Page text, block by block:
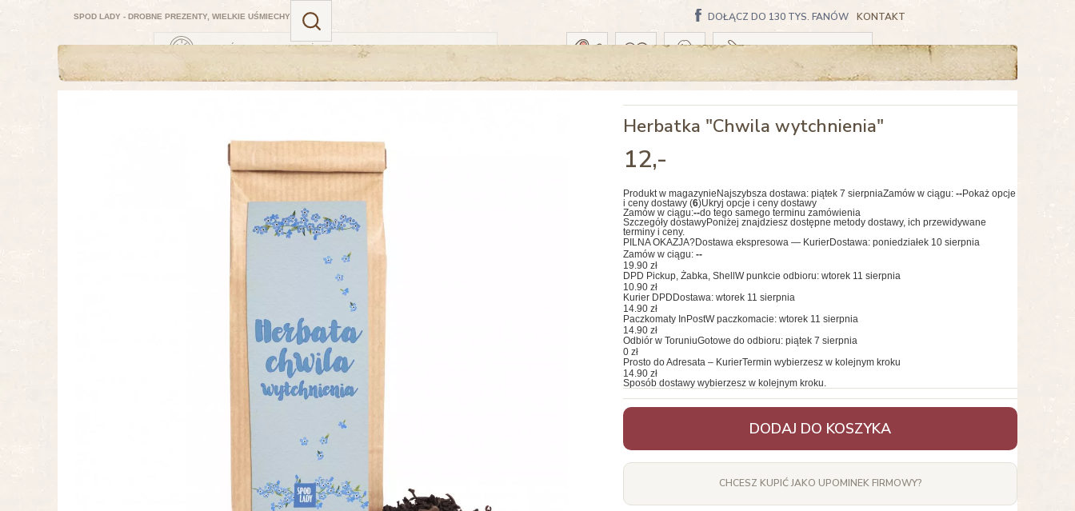
ZAMÓW TERAZ — NAJBLIŻSZA DOSTAWA: DZISIAJ
DOŁĄCZ DO 130 TYS. FANÓW KONTAKT
SPOD LADY - DROBNE PREZENTY, WIELKIE UŚMIECHY
Koszyk pusty
Herbatka "Chwila wytchnienia"
12,-
Produkt w magazynie Najszybsza dostawa: piątek 7 sierpniaZamów w ciągu: --Pokaż opcje
i ceny dostawy (6)Ukryj opcje i ceny dostawy
Zamów w ciągu:--do tego samego terminu zamówienia
Szczegóły dostawyPoniżej znajdziesz dostępne metody dostawy, ich przewidywane
terminy i ceny.
PILNA OKAZJA?Dostawa ekspresowa — KurierDostawa: poniedziałek 10 sierpnia
Zamów w ciągu: --
19.90 zł
DPD Pickup, Żabka, Shell W punkcie odbioru: wtorek 11 sierpnia
10.90 zł
Kurier DPD Dostawa: wtorek 11 sierpnia
14.90 zł
Paczkomaty InPostW paczkomacie: wtorek 11 sierpnia
14.90 zł
Odbiór w ToruniuGotowe do odbioru: piątek 7 sierpnia
0 zł
Prosto do Adresata – KurierTermin wybierzesz w kolejnym kroku
14.90 zł
Sposób dostawy wybierzesz w kolejnym kroku.
DODAJ DO KOSZYKA
CHCESZ KUPIĆ JAKO UPOMINEK FIRMOWY?